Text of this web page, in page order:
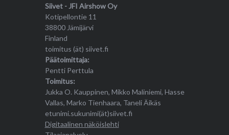
Siivet - JFI Airshow Oy
Kotipellontie 11
38800 Jämijärvi
Finland
toimitus (ät) siivet.fi
Päätoimittaja:
Pentti Perttula
Toimitus:
Jukka O. Kauppinen, Mikko Maliniemi, Hasse
Vallas, Marko Tienhaara, Taneli Äikäs
etunimi.sukunimi(ät)siivet.fi
Digitaalinen näköislehti